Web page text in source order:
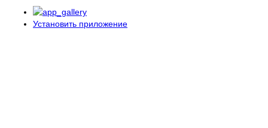
Установить приложение